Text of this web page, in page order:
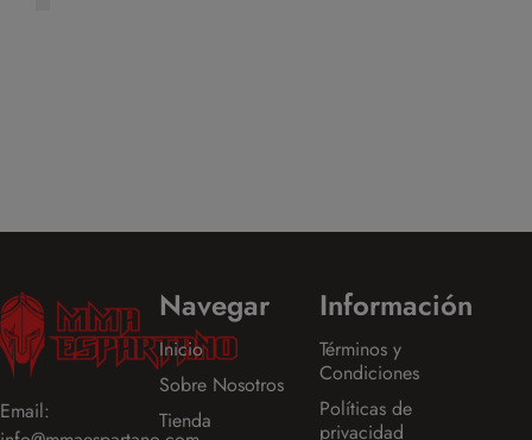
Email:
Navegar
Inicio
Sobre Nosotros
Tienda
Información
Términos y
Condiciones
Políticas de
privacidad